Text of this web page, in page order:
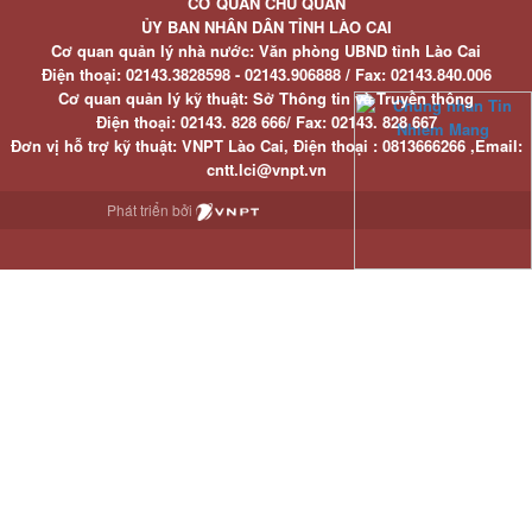
ỦY BAN NHÂN DÂN TỈNH LÀO CAI
Cơ quan quản lý nhà nước: Văn phòng UBND tỉnh Lào Cai
Điện thoại:02143.3828598 - 02143.906888 / Fax:02143.840.006
Cơ quan quản lý kỹ thuật: Sở Thông tin và Truyền thông
Điện thoại:02143. 828 666/ Fax:02143. 828 667
Đơn vị hỗ trợ kỹ thuật: VNPT Lào Cai, Điện thoại : 0813666266 ,Email:
cntt.lci@vnpt.vn
Phát triển bởi